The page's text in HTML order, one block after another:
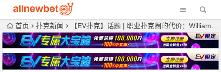
首页 扑克新闻 【EV扑克】话题 | 职业扑克圈的代价：William Kassouf的WSOP天价罚单解析